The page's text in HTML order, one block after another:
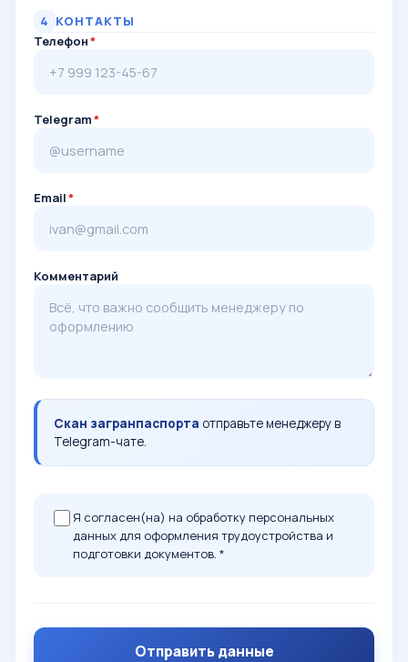
4 КОНТАКТЫ
Телефон*
Telegram*
Email*
Комментарий
Скан загранпаспорта отправьте менеджеру в
Telegram-чате.
Я согласен(на) на обработку персональных
данных для оформления трудоустройства и
подготовки документов. *
Отправить данные